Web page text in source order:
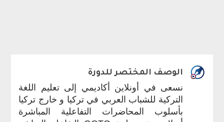
الوصف المختصر للدورة
نسعى في أونلاين أكاديمي إلى تعليم اللغة
التركية للشباب العربي في تركيا و خارج تركيا
بأسلوب المحاضرات التفاعلية المباشرة